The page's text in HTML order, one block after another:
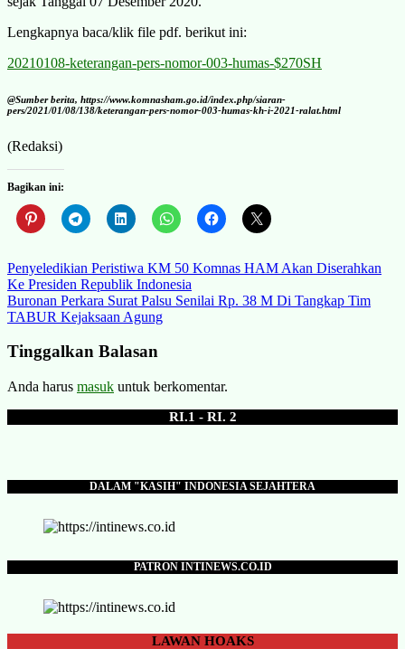
Lengkapnya baca/klik file pdf. berikut ini:
20210108-keterangan-pers-nomor-003-humas-$270SH
@Sumber berita, https://www.komnasham.go.id/index.php/siaran-
pers/2021/01/08/138/keterangan-pers-nomor-003-humas-kh-i-2021-ralat.html
(Redaksi)
Bagikan ini:
Navigasi
pos
Penyeledikian Peristiwa KM 50 Komnas HAM Akan Diserahkan
Ke Presiden Republik Indonesia
Buronan Perkara Surat Palsu Senilai Rp. 38 M Di Tangkap Tim
TABUR Kejaksaan Agung
Tinggalkan Balasan
Anda harus masuk untuk berkomentar.
RI.1 - RI. 2
DALAM "KASIH" INDONESIA SEJAHTERA
PATRON INTINEWS.CO.ID
LAWANHOAKS